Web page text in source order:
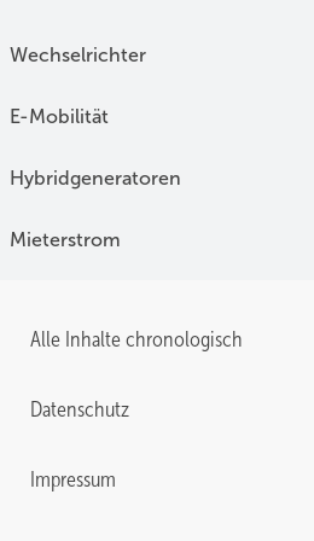
Wechselrichter
E-Mobilität
Hybridgeneratoren
Mieterstrom
Alle Inhalte chronologisch
Datenschutz
Impressum